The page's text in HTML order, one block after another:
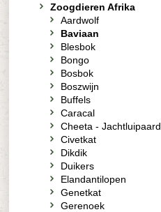
Zoogdieren Afrika
Aardwolf
Baviaan
Blesbok
Bongo
Bosbok
Boszwijn
Buffels
Caracal
Cheeta - Jachtluipaard
Civetkat
Dikdik
Duikers
Elandantilopen
Genetkat
Gerenoek